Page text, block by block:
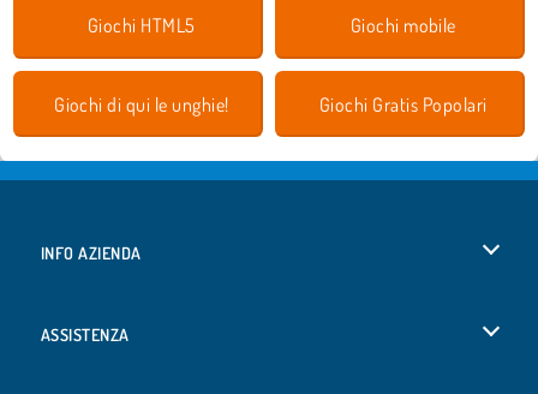
Giochi HTML5 Giochi mobile
Giochi di qui le unghie! Giochi Gratis Popolari
INFO AZIENDA
ASSISTENZA